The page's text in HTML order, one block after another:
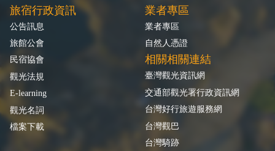
旅宿行政資訊
公告訊息
旅館公會
民宿協會
觀光法規
E-learning
觀光名詞
檔案下載
業者專區
業者專區
自然人憑證
相關相關連結
臺灣觀光資訊網
交通部觀光署行政資訊網
台灣好行旅遊服務網
台灣觀巴
台灣騎跡